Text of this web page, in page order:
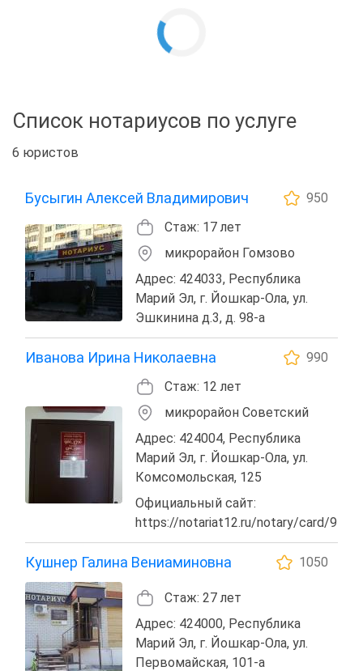
Список нотариусов по услуге
6 юристов
Бусыгин Алексей Владимирович
950
Стаж: 17 лет
микрорайон Гомзово
Адрес: 424033, Республика
Марий Эл, г. Йошкар-Ола, ул.
Эшкинина д.3, д. 98-а
Иванова Ирина Николаевна
990
Стаж: 12 лет
микрорайон Советский
Адрес: 424004, Республика
Марий Эл, г. Йошкар-Ола, ул.
Комсомольская, 125
Официальный сайт:
https://notariat12.ru/notary/card/9
Кушнер Галина Вениаминовна 1050
Стаж: 27 лет
Адрес: 424000, Республика
Марий Эл, г. Йошкар-Ола, ул.
Первомайская, 101-а